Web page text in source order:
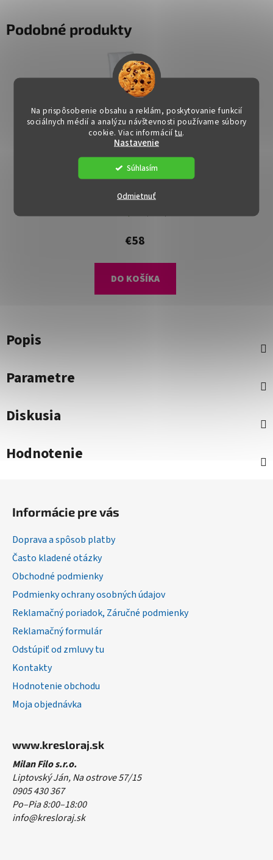
Na prispôsobenie obsahu a reklám, poskytovanie funkcií
sociálnych médií a analýzu návštevnosti používame súbory
cookie. Viac informáciítu.
Nastavenie
Odmietnuť
Súhlasím
Podobné produkty
Jedálenská stolička -
DULCIA, Biela ekokoža
€58
DO KOŠÍKA
Popis
Parametre
Diskusia
Hodnotenie
Informácie pre vás
Doprava a spôsob platby
Často kladené otázky
Obchodné podmienky
Podmienky ochrany osobných údajov
Reklamačný poriadok, Záručné podmienky
Reklamačný formulár
Odstúpiť od zmluvy tu
Kontakty
Hodnotenie obchodu
Moja objednávka
www.kresloraj.sk
Milan Filo s.r.o.
Liptovský Ján, Na ostrove 57/15
0905 430 367
Po–Pia 8:00–18:00
info@kresloraj.sk